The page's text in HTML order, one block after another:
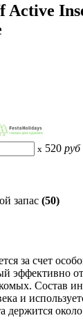
Active
x 520 руб
запас (50)
за счет
эффективно
Состав
и
держится